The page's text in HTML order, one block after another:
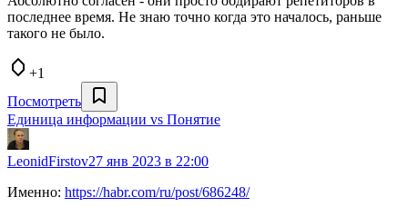
последнее время. Не знаю точно когда это началось, раньше
такого не было.
+1
Посмотреть
Единица информации vs Понятие
LeonidFirstov27 янв 2023 в 22:00
Именно: https://habr.com/ru/post/686248/